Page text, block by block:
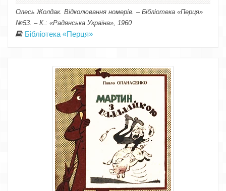
Олесь Жолдак. Відколювання номерів. – Бібліотека «Перця»
№53. – К.: «Радянська Україна», 1960
Бібліотека «Перця»